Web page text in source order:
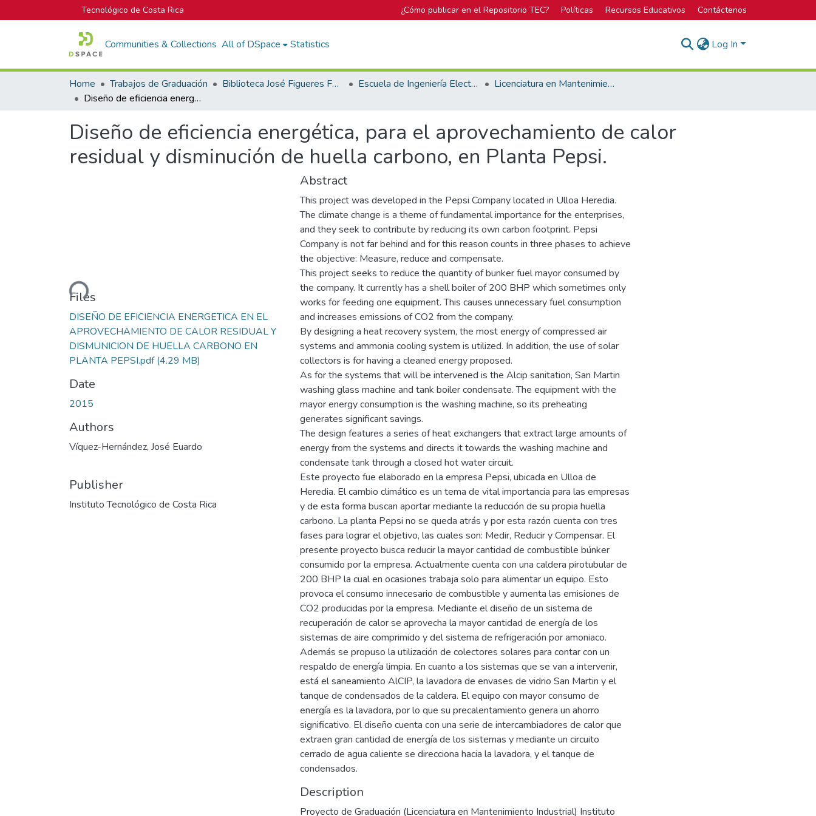
Tecnológico de Costa Rica ¿Cómo publicar en el Repositorio TEC? Políticas Recursos Educativos Contáctenos
Communities & Collections All of DSpace Statistics Log In
Home Trabajos de Graduación Biblioteca José Figueres Ferrer Escuela de Ingeniería Electromecánica
Licenciatura en Mantenimiento Industrial
Diseño de eficiencia energética, para el aprovechamiento de calor residual y disminución de huella carbono, en Planta Pepsi.
Diseño de eficiencia energética, para el aprovechamiento de calor
residual y disminución de huella carbono, en Planta Pepsi.
Loading...
Files
DISEÑO DE EFICIENCIA ENERGETICA EN EL
APROVECHAMIENTO DE CALOR RESIDUAL Y
DISMUNICION DE HUELLA CARBONO EN
PLANTA PEPSI.pdf(4.29 MB)
Date
2015
Authors
Víquez-Hernández, José Euardo
Publisher
Instituto Tecnológico de Costa Rica
Abstract
This project was developed in the Pepsi Company located in Ulloa Heredia.
The climate change is a theme of fundamental importance for the enterprises,
and they seek to contribute by reducing its own carbon footprint. Pepsi
Company is not far behind and for this reason counts in three phases to achieve
the objective: Measure, reduce and compensate.
This project seeks to reduce the quantity of bunker fuel mayor consumed by
the company. It currently has a shell boiler of 200 BHP which sometimes only
works for feeding one equipment. This causes unnecessary fuel consumption
and increases emissions of CO2 from the company.
By designing a heat recovery system, the most energy of compressed air
systems and ammonia cooling system is utilized. In addition, the use of solar
collectors is for having a cleaned energy proposed.
As for the systems that will be intervened is the Alcip sanitation, San Martin
washing glass machine and tank boiler condensate. The equipment with the
mayor energy consumption is the washing machine, so its preheating
generates significant savings.
The design features a series of heat exchangers that extract large amounts of
energy from the systems and directs it towards the washing machine and
condensate tank through a closed hot water circuit.
Este proyecto fue elaborado en la empresa Pepsi, ubicada en Ulloa de
Heredia. El cambio climático es un tema de vital importancia para las empresas
y de esta forma buscan aportar mediante la reducción de su propia huella
carbono. La planta Pepsi no se queda atrás y por esta razón cuenta con tres
fases para lograr el objetivo, las cuales son: Medir, Reducir y Compensar. El
presente proyecto busca reducir la mayor cantidad de combustible búnker
consumido por la empresa. Actualmente cuenta con una caldera pirotubular de
200 BHP la cual en ocasiones trabaja solo para alimentar un equipo. Esto
provoca el consumo innecesario de combustible y aumenta las emisiones de
CO2 producidas por la empresa. Mediante el diseño de un sistema de
recuperación de calor se aprovecha la mayor cantidad de energía de los
sistemas de aire comprimido y del sistema de refrigeración por amoniaco.
Además se propuso la utilización de colectores solares para contar con un
respaldo de energía limpia. En cuanto a los sistemas que se van a intervenir,
está el saneamiento AlCIP, la lavadora de envases de vidrio San Martin y el
tanque de condensados de la caldera. El equipo con mayor consumo de
energía es la lavadora, por lo que su precalentamiento genera un ahorro
significativo. El diseño cuenta con una serie de intercambiadores de calor que
extraen gran cantidad de energía de los sistemas y mediante un circuito
cerrado de agua caliente se direcciona hacia la lavadora, y el tanque de
condensados.
Description
Proyecto de Graduación (Licenciatura en Mantenimiento Industrial) Instituto